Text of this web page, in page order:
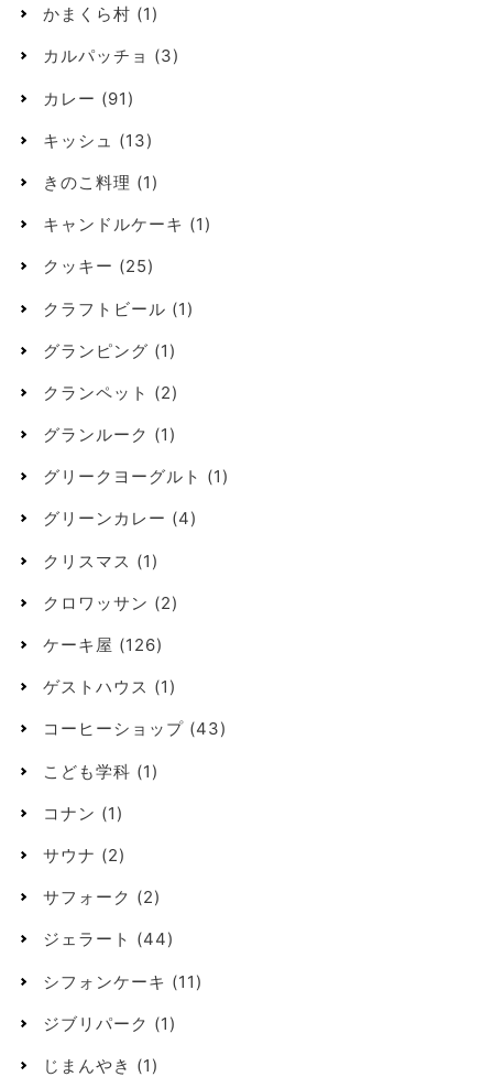
かまくら村 (1)
カルパッチョ (3)
カレー (91)
キッシュ (13)
きのこ料理 (1)
キャンドルケーキ (1)
クッキー (25)
クラフトビール (1)
グランピング (1)
クランペット (2)
グランルーク (1)
グリークヨーグルト (1)
グリーンカレー (4)
クリスマス (1)
クロワッサン (2)
ケーキ屋 (126)
ゲストハウス (1)
コーヒーショップ (43)
こども学科 (1)
コナン (1)
サウナ (2)
サフォーク (2)
ジェラート (44)
シフォンケーキ (11)
ジブリパーク (1)
じまんやき (1)